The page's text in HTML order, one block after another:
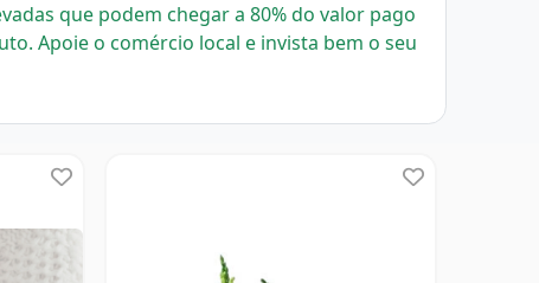
que podem chegar a 80% do valor pago
Apoie o comércio local e invista bem o seu